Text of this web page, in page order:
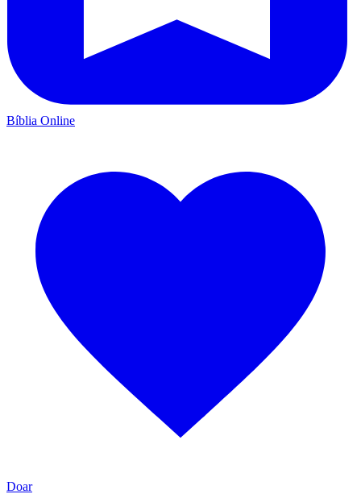
Bíblia Online
Doar